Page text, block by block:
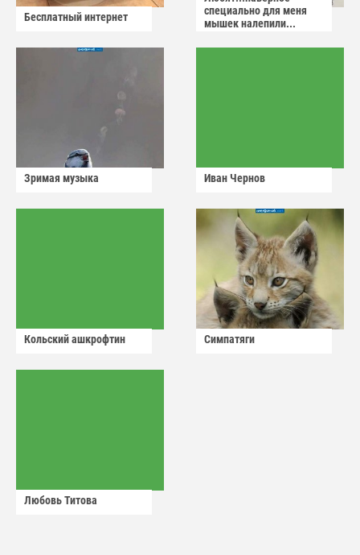
Бесплатный интернет
специально для меня
мышек налепили...
Зримая музыка Иван Чернов
Кольский ашкрофтин Симпатяги
Любовь Титова